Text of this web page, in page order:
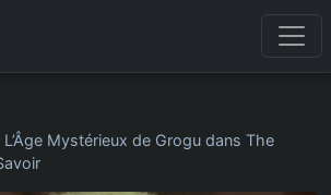
L’Âge Mystérieux de Grogu dans The